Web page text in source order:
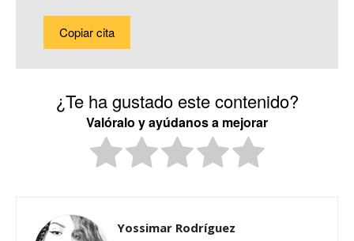
Copiar cita
¿Te ha gustado este contenido?
Valóralo y ayúdanos a mejorar
Yossimar Rodríguez